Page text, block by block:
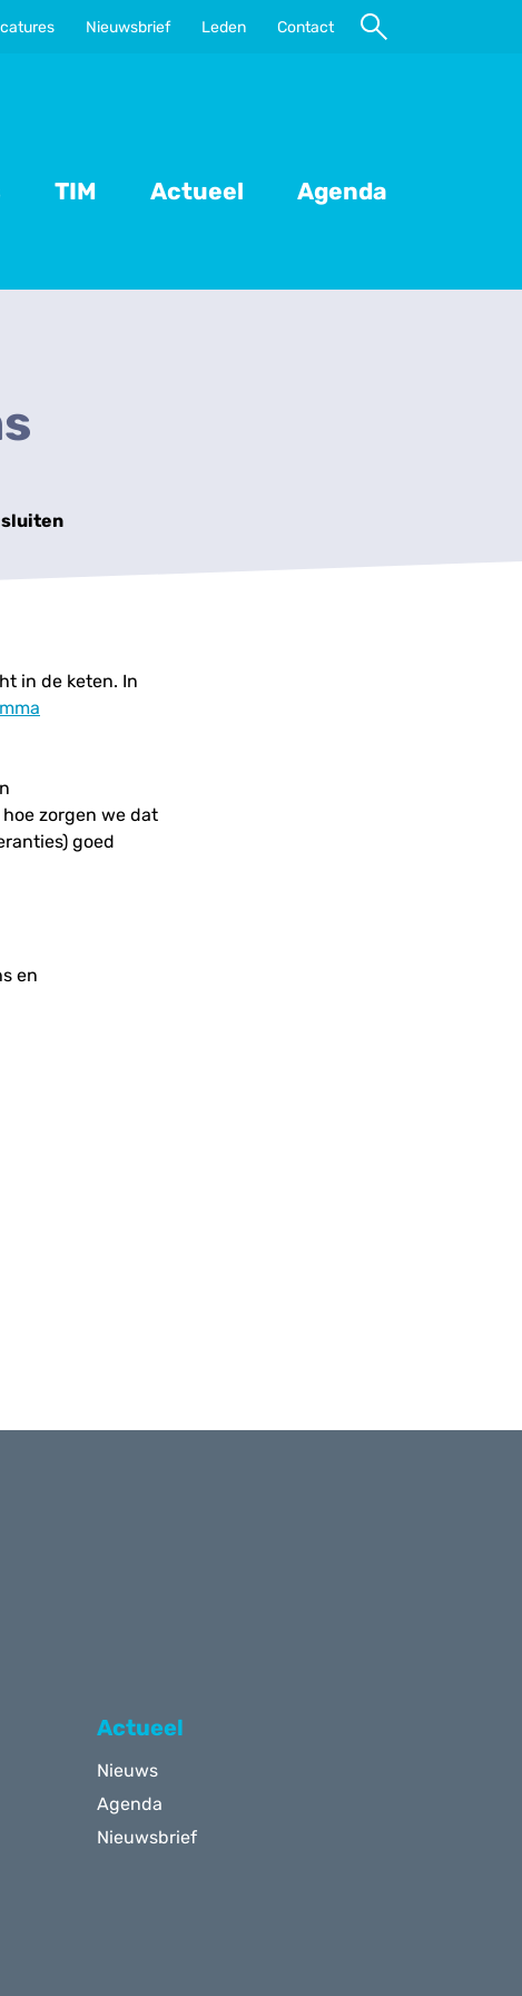
TIM Actueel Agenda
Nieuwsbrief Leden Contact
Naar
sluiten
in de keten. In
zorgen we dat
goed
en
Actueel
Nieuws
Agenda
Nieuwsbrief